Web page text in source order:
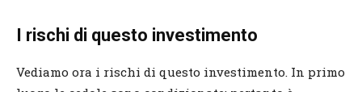
I rischi di questo investimento
Vediamo ora i rischi di questo investimento. In primo